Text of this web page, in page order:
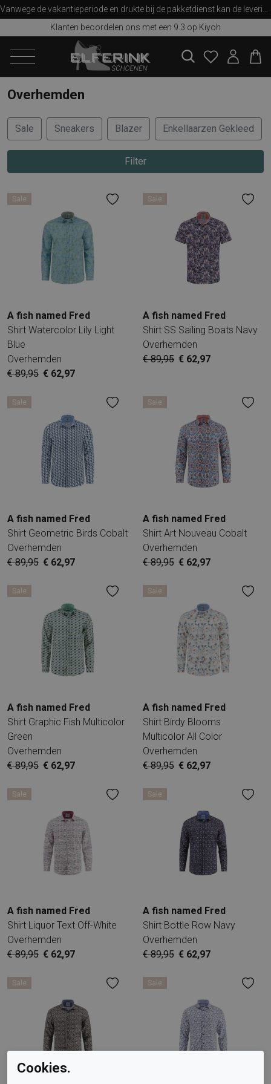
Klanten beoordelen ons met een 9.3 op Kiyoh
Overhemden
Sale Sneakers Blazer Enkellaarzen Gekleed
Filter
Sale
A fish named Fred
Shirt Watercolor Lily Light
Blue
Overhemden
€ 89,95 € 62,97
Sale
A fish named Fred
Shirt SS Sailing Boats Navy
Overhemden
€ 89,95 € 62,97
Sale
A fish named Fred
Shirt Geometric Birds Cobalt
Overhemden
€ 89,95 € 62,97
Sale
A fish named Fred
Shirt Art Nouveau Cobalt
Overhemden
€ 89,95 € 62,97
Sale
A fish named Fred
Shirt Graphic Fish Multicolor
Green
Overhemden
€ 89,95 € 62,97
Sale
A fish named Fred
Shirt Birdy Blooms
Multicolor All Color
Overhemden
€ 89,95 € 62,97
Sale
A fish named Fred
Shirt Liquor Text Off-White
Overhemden
€ 89,95 € 62,97
Sale
A fish named Fred
Shirt Bottle Row Navy
Overhemden
€ 89,95 € 62,97
Sale Sale
Cookies.